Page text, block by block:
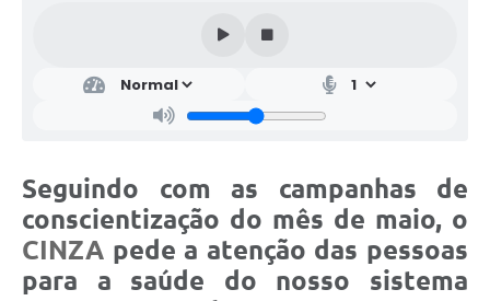
Seguindo com as campanhas de
conscientização do mês de maio, o
CINZA pede a atenção das pessoas
para a saúde do nosso sistema